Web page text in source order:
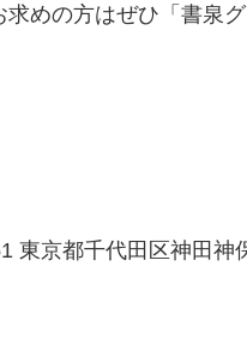
めの方はぜひ「書泉グ
東京都千代田区神田神